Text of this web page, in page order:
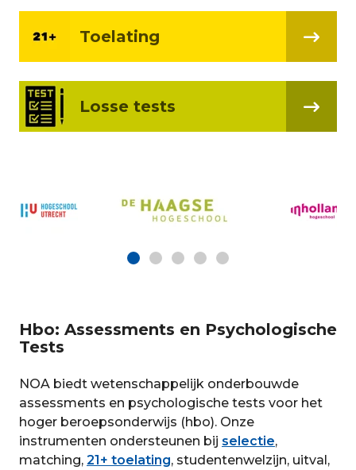
Toelating
Losse tests
Hbo: Assessments en Psychologische
Tests
NOA biedt wetenschappelijk onderbouwde
assessments en psychologische tests voor het
hoger beroepsonderwijs (hbo). Onze
instrumenten ondersteunen bij selectie,
matching, 21+ toelating, studentenwelzijn, uitval,